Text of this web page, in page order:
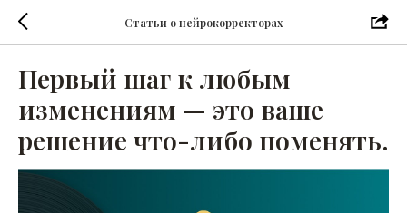
Статьи о нейрокорректорах
Первый шаг к любым
изменениям — это ваше
решение что-либо поменять.